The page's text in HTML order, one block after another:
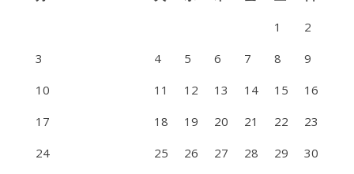
1
2
3
4 5 6 7 8
9
10
11 12 13 14 15
16
17
18 19 20 21 22
23
24
25 26 27 28 29
30